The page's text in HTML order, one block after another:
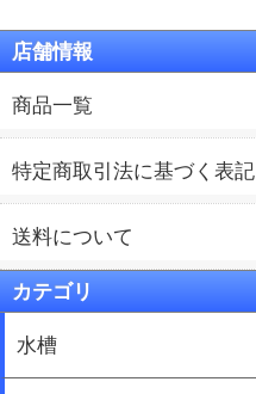
店舗情報
商品一覧
特定商取引法に基づく表記
送料について
カテゴリ
水槽